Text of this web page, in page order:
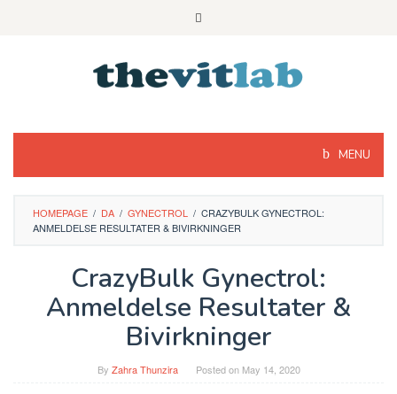
MENU
HOMEPAGE / DA / GYNECTROL / CRAZYBULK GYNECTROL:
ANMELDELSE RESULTATER & BIVIRKNINGER
CrazyBulk Gynectrol:
Anmeldelse Resultater &
Bivirkninger
By Zahra Thunzira Posted on May 14, 2020